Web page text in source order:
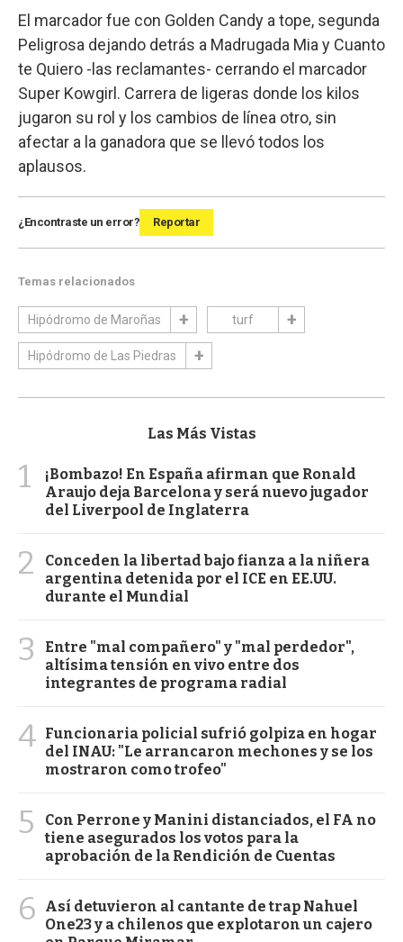
El marcador fue con Golden Candy a tope, segunda
Peligrosa dejando detrás a Madrugada Mia y Cuanto
te Quiero -las reclamantes- cerrando el marcador
Super Kowgirl. Carrera de ligeras donde los kilos
jugaron su rol y los cambios de línea otro, sin
afectar a la ganadora que se llevó todos los
aplausos.
¿Encontraste un error? Reportar
Temas relacionados
Hipódromo de Maroñas turf
Hipódromo de Las Piedras
Las Más Vistas
1
¡Bombazo! En España afirman que Ronald
Araujo deja Barcelona y será nuevo jugador
del Liverpool de Inglaterra
2
Conceden la libertad bajo fianza a la niñera
argentina detenida por el ICE en EE.UU.
durante el Mundial
3
Entre "mal compañero" y "mal perdedor",
altísima tensión en vivo entre dos
integrantes de programa radial
4 Funcionaria policial sufrió golpiza en hogar
del INAU: "Le arrancaron mechones y se los
mostraron como trofeo"
5
Con Perrone y Manini distanciados, el FA no
tiene asegurados los votos para la
aprobación de la Rendición de Cuentas
6
Así detuvieron al cantante de trap Nahuel
One23 y a chilenos que explotaron un cajero